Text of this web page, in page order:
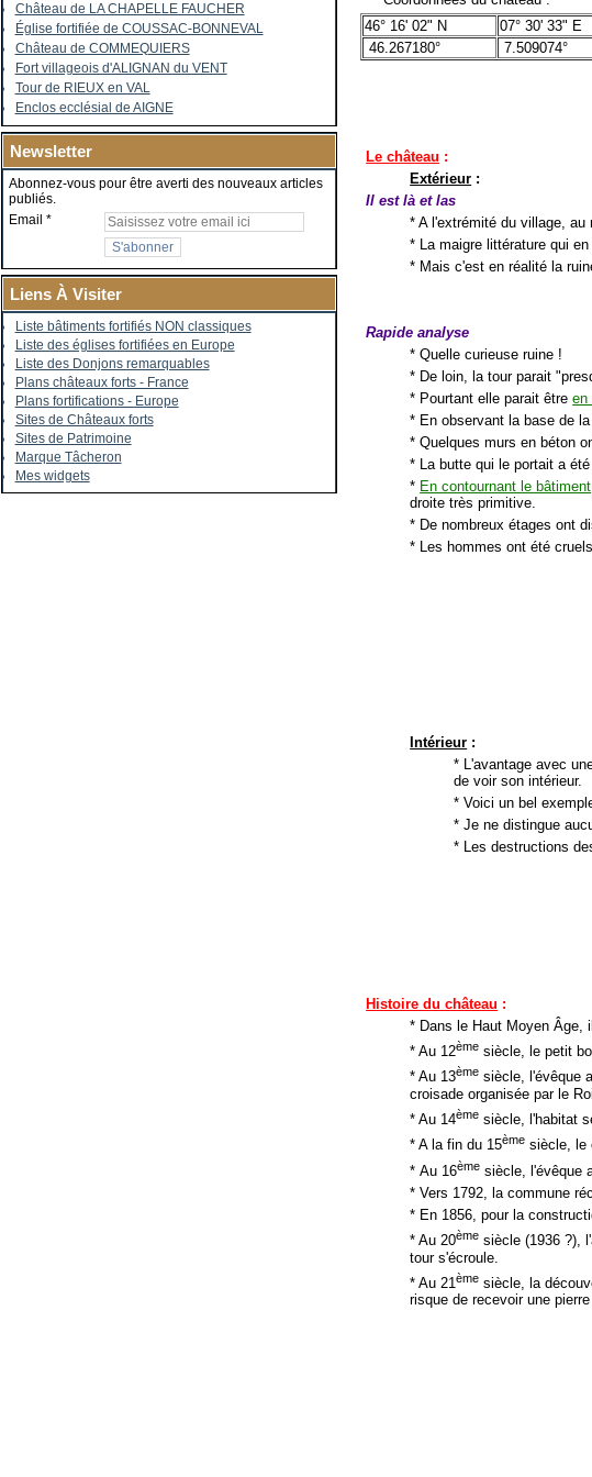
Château de LA CHAPELLE FAUCHER
Église fortifiée de COUSSAC-BONNEVAL
Château de COMMEQUIERS
Fort villageois d'ALIGNAN du VENT
Tour de RIEUX en VAL
Enclos ecclésial de AIGNE
Newsletter
Abonnez-vous pour être averti des nouveaux articles
publiés.
Email
Liens À Visiter
Liste bâtiments fortifiés NON classiques
Liste des églises fortifiées en Europe
Liste des Donjons remarquables
Plans châteaux forts - France
Plans fortifications - Europe
Sites de Châteaux forts
Sites de Patrimoine
Marque Tâcheron
Mes widgets
46° 16' 02" N
07° 30' 33" E
46.267180°
7.509074°
Le château :
Extérieur :
Il est là et las
* A l'extrémité du village,
* La maigre littérature qui
* Mais c'est en réalité la
Rapide analyse
* Quelle curieuse ruine !
* De loin, la tour parait
* Pourtant elle parait êtreen
* En observant la base de
* Quelques murs en béton
* La butte qui le portait a
* En contournant le bâtiment
droite très primitive.
* De nombreux étages ont
* Les hommes ont été
Intérieur :
* L'avantage avec
de voir son intérieur.
* Voici un bel
* Je ne distingue
* Les destructions
Histoire du château :
* Dans le Haut Moyen
* Au 12ème siècle, le petit
* Au 13ème siècle, l'évêque
croisade organisée par le
* Au 14ème siècle, l'habitat
* A la fin du 15ème siècle, le
* Au 16ème siècle, l'évêque
* Vers 1792, la commune
* En 1856, pour la
* Au 20ème siècle (1936 ?),
tour s'écroule.
* Au 21ème siècle, la
risque de recevoir une pierre